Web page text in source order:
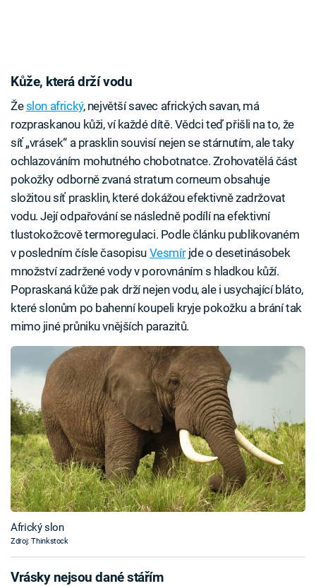
Kůže, která drží vodu
Žeslon africký, největší savec afrických savan, má
rozpraskanou kůži, ví každé dítě. Vědci teď přišli na to, že
síť „vrásek“ a prasklin souvisí nejen se stárnutím, ale taky
ochlazováním mohutného chobotnatce. Zrohovatělá část
pokožky odborně zvaná stratum corneum obsahuje
složitou síť prasklin, které dokážou efektivně zadržovat
vodu. Její odpařování se následně podílí na efektivní
tlustokožcově termoregulaci. Podle článku publikovaném
v posledním čísle časopisu Vesmírjde o desetinásobek
množství zadržené vody v porovnáním s hladkou kůží.
Popraskaná kůže pak drží nejen vodu, ale i usychající bláto,
které slonům po bahenní koupeli kryje pokožku a brání tak
mimo jiné průniku vnějších parazitů.
Africký slon
Zdroj: Thinkstock
Vrásky nejsou dané stářím